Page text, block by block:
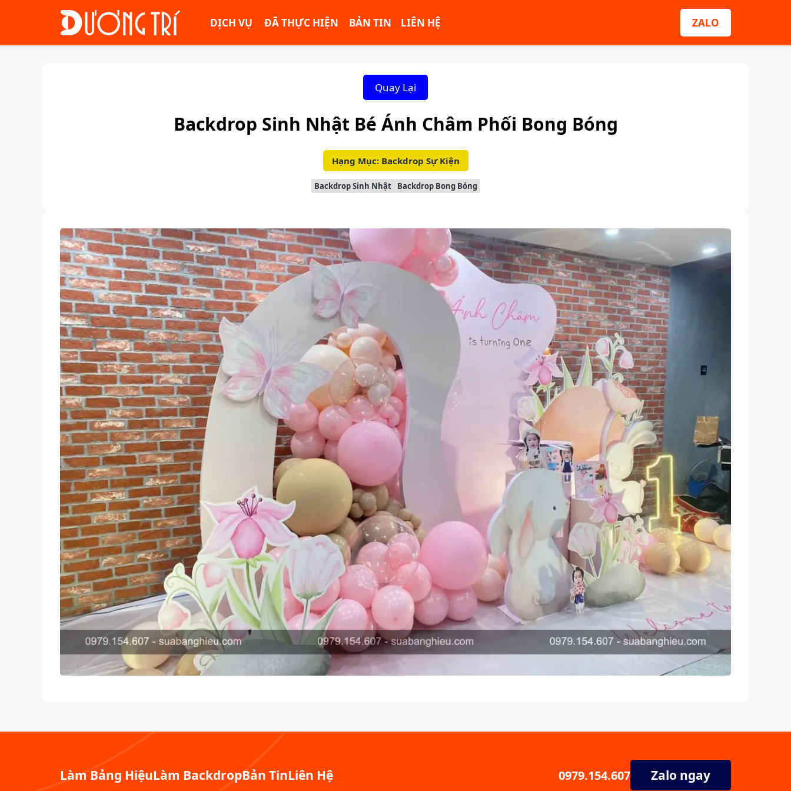
DỊCH VỤ ĐÃ THỰC HIỆN BẢN TIN LIÊN HỆ ZALO
Quay Lại
Backdrop Sinh Nhật Bé Ánh Châm Phối Bong Bóng
Hạng Mục: Backdrop Sự Kiện
Backdrop Sinh Nhật Backdrop Bong Bóng
Làm Bảng HiệuLàm BackdropBản TinLiên Hệ 0979.154.607 Zalo ngay